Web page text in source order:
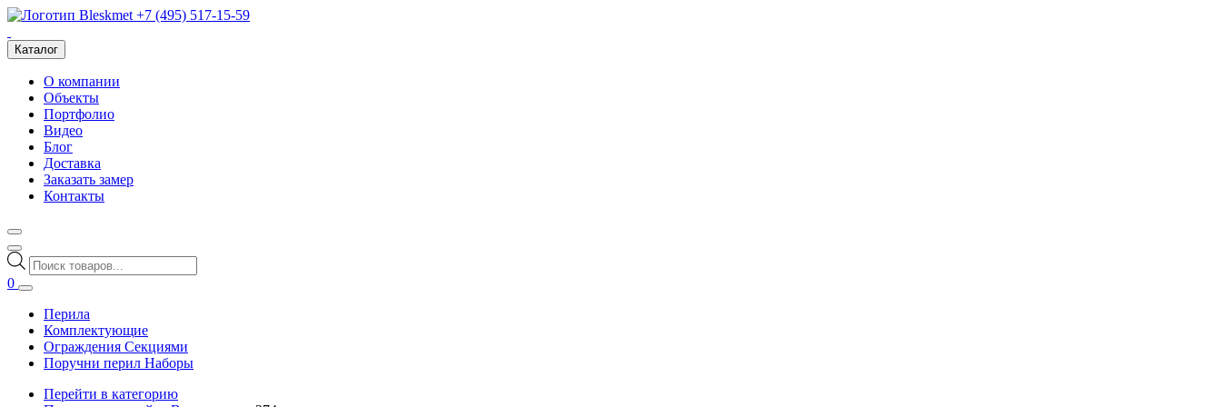
+7 (495) 517-15-59
Каталог
О компании
Объекты
Портфолио
Видео
Блог
Доставка
Заказать замер
Контакты
Поиск
товаров
0
Перила
Комплектующие
Ограждения Секциями
Поручни перил Наборы
Перейти в категорию